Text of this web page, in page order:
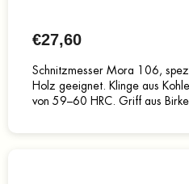
€27,60
Schnitzmesser Mora 106,
Holz geeignet. Klinge aus
von 59–60 HRC. Griff aus